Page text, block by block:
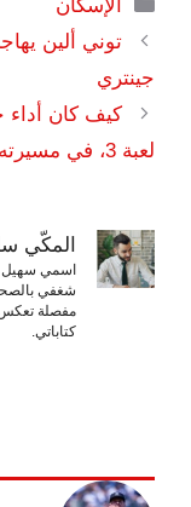
الإسكان
توني ألين
جينتري
كيف كان أداء
لعبة 3، في مسيرته في البلاي أوف
المكّي
اسمي سهيل
شغفي
مفصلة تعكس
كتاباتي.